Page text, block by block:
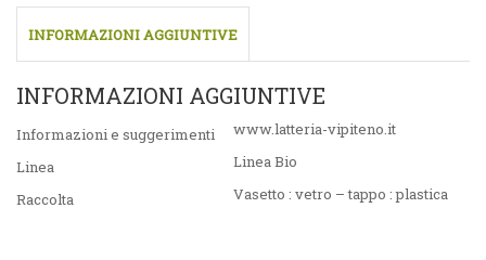
INFORMAZIONI AGGIUNTIVE
INFORMAZIONI AGGIUNTIVE
Informazioni e suggerimenti
www.latteria-vipiteno.it
Linea
Linea Bio
Raccolta
Vasetto : vetro – tappo : plastica